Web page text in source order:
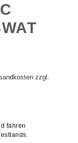
zzgl.
fahren